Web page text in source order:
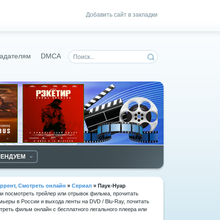
Добавить сайт в закладки
DMCA
Смотреть онлайн » Сериал » Паук-Нуар
посмотреть трейлер или отрывок фильма, прочитать
в России и выхода ленты на DVD / Blu-Ray, почитать
фильм онлайн с бесплатного легального плеера или